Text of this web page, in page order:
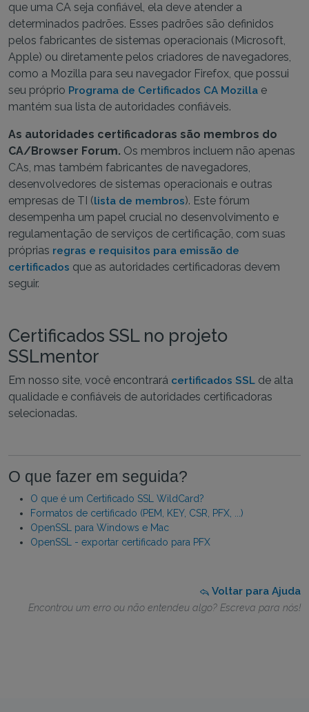
que uma CA seja confiável, ela deve atender a
determinados padrões. Esses padrões são definidos
pelos fabricantes de sistemas operacionais (Microsoft,
Apple) ou diretamente pelos criadores de navegadores,
como a Mozilla para seu navegador Firefox, que possui
seu próprio Programa de Certificados CA Mozilla e
mantém sua lista de autoridades confiáveis.
As autoridades certificadoras são membros do
CA/Browser Forum. Os membros incluem não apenas
CAs, mas também fabricantes de navegadores,
desenvolvedores de sistemas operacionais e outras
empresas de TI (lista de membros). Este fórum
desempenha um papel crucial no desenvolvimento e
regulamentação de serviços de certificação, com suas
próprias regras e requisitos para emissão de
certificados que as autoridades certificadoras devem
seguir.
Certificados SSL no projeto
SSLmentor
Em nosso site, você encontrará certificados SSL de alta
qualidade e confiáveis de autoridades certificadoras
selecionadas.
O que fazer em seguida?
O que é um Certificado SSL WildCard?
Formatos de certificado (PEM, KEY, CSR, PFX, ...)
OpenSSL para Windows e Mac
OpenSSL - exportar certificado para PFX
Voltar para Ajuda
Encontrou um erro ou não entendeu algo? Escreva para nós!